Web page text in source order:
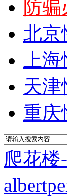
防骗
北京
上
天津
重庆
爬花